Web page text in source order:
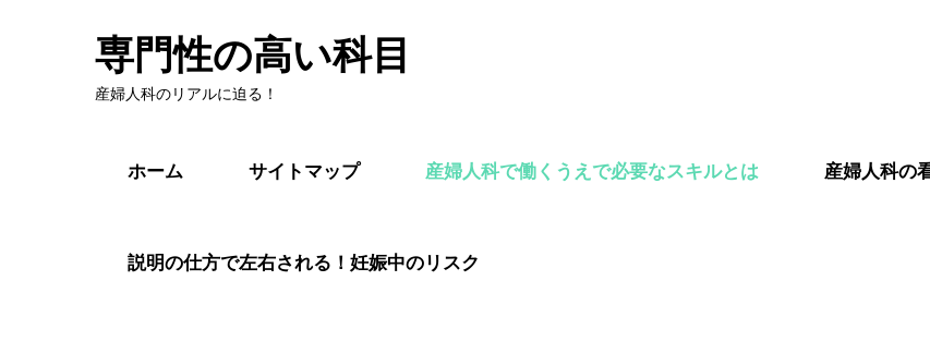
専門性の高い科目
産婦人科のリアルに迫る！
ホーム サイトマップ 産婦人科で働くうえで必要なスキルとは 産婦人科の
説明の仕方で左右される！妊娠中のリスク